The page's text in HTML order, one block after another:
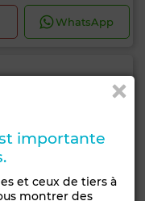
WhatsApp
importante
et ceux de tiers à
montrer des